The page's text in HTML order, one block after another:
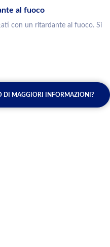
al fuoco
con un ritardante al fuoco. Si
DI MAGGIORI INFORMAZIONI?